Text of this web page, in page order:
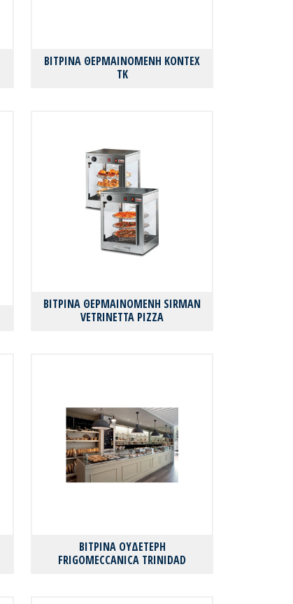
ΒΙΤΡΙΝΑ ΘΕΡΜΑΙΝΟΜΕΝΗ KONTEX
TK
ΒΙΤΡΙΝΑ ΘΕΡΜΑΙΝΟΜΕΝΗ SIRMAN
VETRINETTA PIZZA
ΒΙΤΡΙΝΑ ΟΥΔΕΤΕΡΗ
FRIGOMECCANICA TRINIDAD